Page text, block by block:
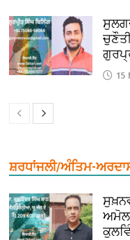
15
ਸ਼ਰਧਾਂਜਲੀ/ਅੰਤਿਮ-